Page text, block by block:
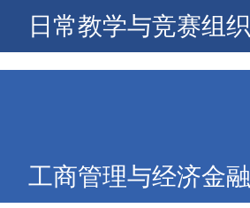
日常教学与竞赛组织
工商管理与经济金融